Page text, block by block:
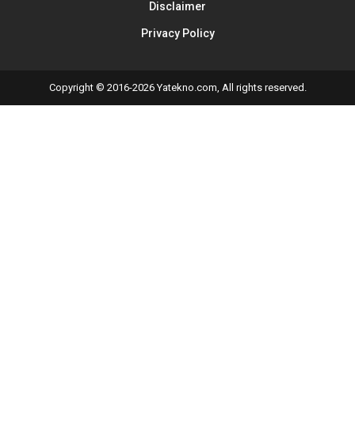
Disclaimer
Privacy Policy
Copyright © 2016-2026 Yatekno.com, All rights reserved.